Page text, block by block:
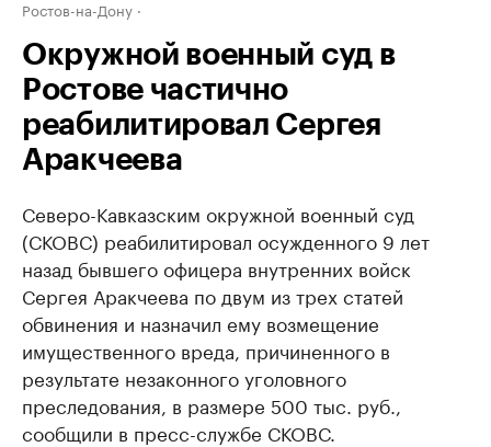
Ростов-на-Дону
Окружной военный суд в
Ростове частично
реабилитировал Сергея
Аракчеева
Северо-Кавказским окружной военный суд
(СКОВС) реабилитировал осужденного 9 лет
назад бывшего офицера внутренних войск
Сергея Аракчеева по двум из трех статей
обвинения и назначил ему возмещение
имущественного вреда, причиненного в
результате незаконного уголовного
преследования, в размере 500 тыс. руб.,
сообщили в пресс-службе СКОВС.